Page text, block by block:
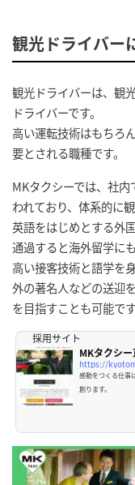
観光ドライバー
観光ドライバーは、観
ドライバーです。
高い運転技術はもちろ
要とされる職種です。
MKタクシーでは、社
われており、体系的に
英語をはじめとする外
通過すると海外留学に
高い接客技術と語学を
外の著名人などの送迎
を目指すことも可能です
採用サイト
MKタクシ
感動をつくる仕事
創ります。